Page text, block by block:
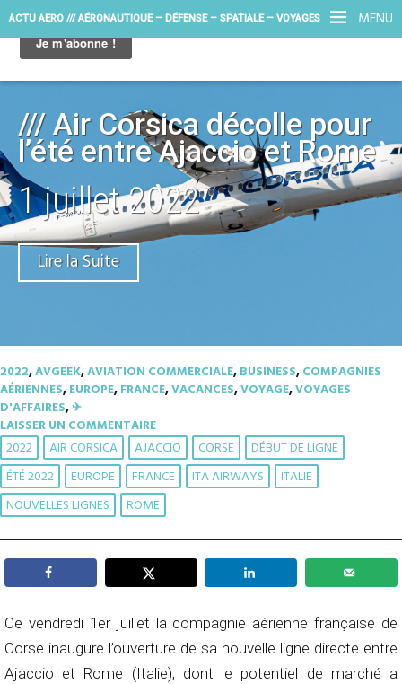
MENU
ACTU AERO /// AÉRONAUTIQUE – DÉFENSE – SPATIALE – VOYAGES
/// Air Corsica décolle pour
l’été entre Ajaccio et Rome
1 juillet 2022
Lire la Suite
2022,AVGEEK,AVIATION COMMERCIALE,BUSINESS,COMPAGNIES
AÉRIENNES,EUROPE,FRANCE,VACANCES,VOYAGE,VOYAGES
D'AFFAIRES,✈︎
LAISSER UN COMMENTAIRE
2022 AIR CORSICA AJACCIO CORSE
DÉBUT DE LIGNE
ÉTÉ 2022
EUROPE FRANCE ITA AIRWAYS
ITALIE
NOUVELLES LIGNES
ROME
Ce vendredi 1er juillet la compagnie aérienne française de
Corse inaugure l’ouverture de sa nouvelle ligne directe entre
Ajaccio et Rome (Italie), dont le potentiel de marché a